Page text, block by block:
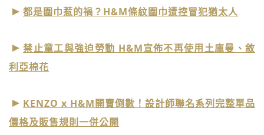
都是圍巾惹的禍？H&M條紋圍巾遭控冒犯猶太人
禁止童工與強迫勞動 H&M宣佈不再使用土庫曼、敘
利亞棉花
KENZO x H&M開賣倒數！設計師聯名系列完整單品
價格及販售規則一併公開